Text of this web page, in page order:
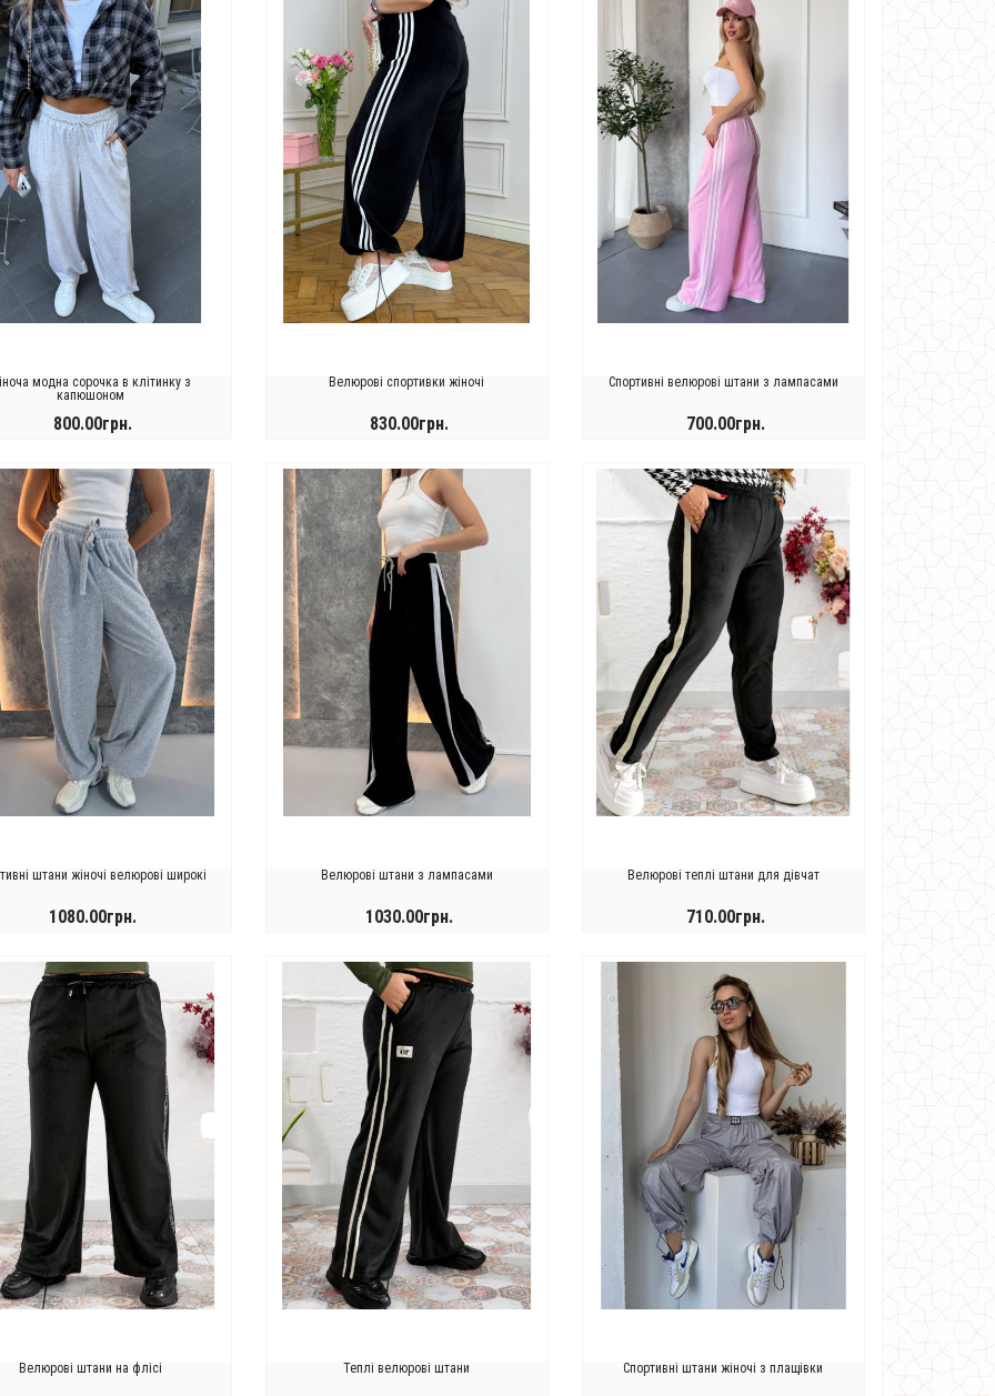
у
1150.00грн.
1050.00грн.
модна сорочка в клітинку з
капюшоном
800.00грн.
КУПИТИ
Велюрові спортивки жіночі
830.00грн.
КУПИТИ
Спортивні велюрові штани з лампасами
700.00грн.
КУПИТИ
штани жіночі велюрові широкі
1080.00грн.
КУПИТИ
Велюрові штани з лампасами
1030.00грн.
КУПИТИ
Велюрові теплі штани для дівчат
710.00грн.
КУПИТИ
Велюрові штани на флісі Теплі велюрові штани Спортивні штани жіночі з плащівки